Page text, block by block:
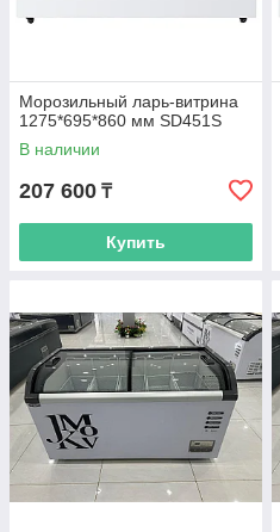
Морозильный ларь-витрина
1275*695*860 мм SD451S
В наличии
207 600 ₸
Купить